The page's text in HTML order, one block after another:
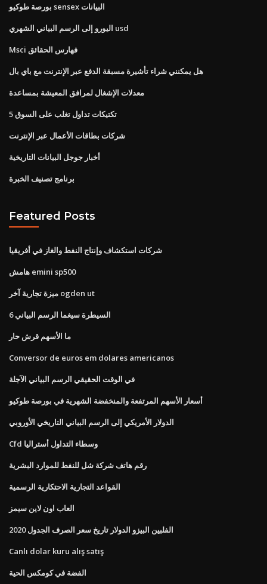
بورصة طوكيو sensex البيانات
اليورو إلى الرسم البياني الشهري usd
Msci فهارس الحقائق
هل يمكنني شراء تأشيرة مسبقة الدفع عبر الإنترنت مع باي بال
معدلات الإشغال لمرافق المعيشة بمساعدة
5 تكتيكات تداول تغلب على السوق
شركات بطاقات الأعمال عبر الإنترنت
أخبار جوجل البيانات التاريخية
برنامج تصنيف الخبرة
Featured Posts
شركات استكشاف وإنتاج النفط والغاز في أفريقيا
هامش emini sp500
ميزة تجارية آخر ogden ut
6 السيطرة سيغما الرسم البياني
ما الأسهم قرش حار
Conversor de euros em dolares americanos
في الوقت الحقيقي الرسم البياني الآجلة
أسعار الأسهم المرتفعة والمنخفضة الشهرية في بورصة طوكيو
الدولار الأمريكي إلى الرسم البياني التاريخي الأوروبي
Cfd وسطاء التداول أستراليا
رقم هاتف شركة شل للنفط للموارد البشرية
القواعد التجارية الاحتكارية الرسمية
العاب اون لاين سيمز
الفلبين البيزو الدولار تاريخ سعر الصرف الجدول 2020
Canlı dolar kuru alış satış
الفضة في كومكس الحية